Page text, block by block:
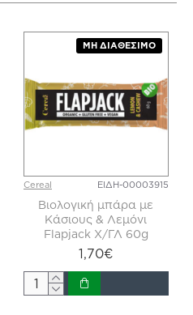
ΜΗ ΔΙΑΘΈΣΙΜΟ
Cereal ΕΙΔΗ-00003915
Βιολογική μπάρα με
Κάσιους & Λεμόνι
Flapjack Χ/ΓΛ 60g
1,70€